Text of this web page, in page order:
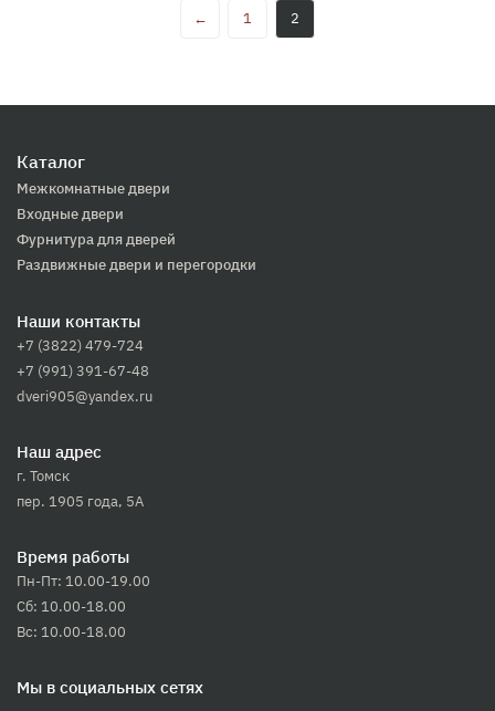
← 1 2
Каталог
Межкомнатные двери
Входные двери
Фурнитура для дверей
Раздвижные двери и перегородки
Наши контакты
+7 (3822) 479-724
+7 (991) 391-67-48
dveri905@yandex.ru
Наш адрес
г. Томск
пер. 1905 года, 5А
Время работы
Пн-Пт: 10.00-19.00
Сб: 10.00-18.00
Вс: 10.00-18.00
Мы в социальных сетях